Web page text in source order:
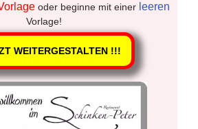
oder beginne mit einer leeren
Vorlage!
WEITERGESTALTEN !!!